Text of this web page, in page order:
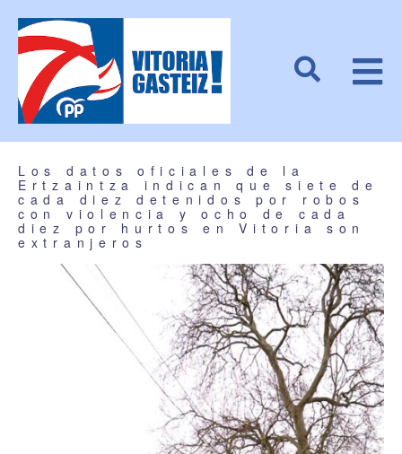
Los datos oficiales de la
Ertzaintza indican que siete de
cada diez detenidos por robos
con violencia y ocho de cada
diez por hurtos en Vitoria son
extranjeros